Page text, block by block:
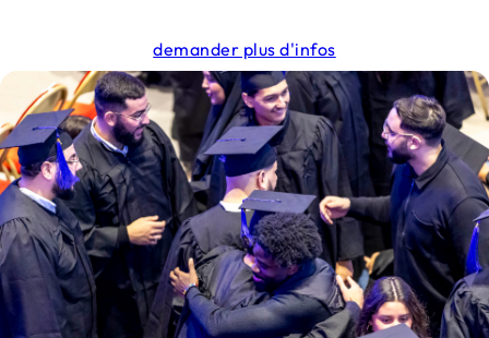
demander plus d'infos